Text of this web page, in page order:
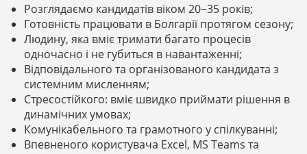
Розглядаємо кандидатів віком 20−35 років;
Готовність працювати в Болгарії протягом сезону;
Людину, яка вміє тримати багато процесів
одночасно і не губиться в навантаженні;
Відповідального та організованого кандидата з
системним мисленням;
Стресостійкого: вміє швидко приймати рішення в
динамічних умовах;
Комунікабельного та грамотного у спілкуванні;
Впевненого користувача Excel, MS Teams та